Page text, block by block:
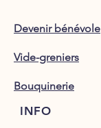
Devenir bénévole
Vide-greniers
Bouquinerie
INFO